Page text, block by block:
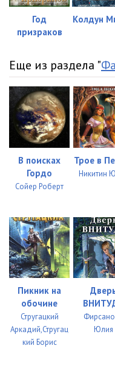
Год
призраков
Колдун
Еще из раздела "
В поисках
Гордо
Сойер Роберт
Трое в
Никитин
Пикник на
обочине
Стругацкий
Аркадий,Стругац
кий Борис
Юлия